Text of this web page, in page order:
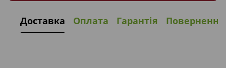
Доставка Оплата Гарантія Повернення